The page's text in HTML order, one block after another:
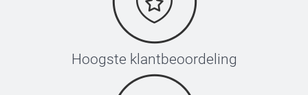
Hoogste klantbeoordeling